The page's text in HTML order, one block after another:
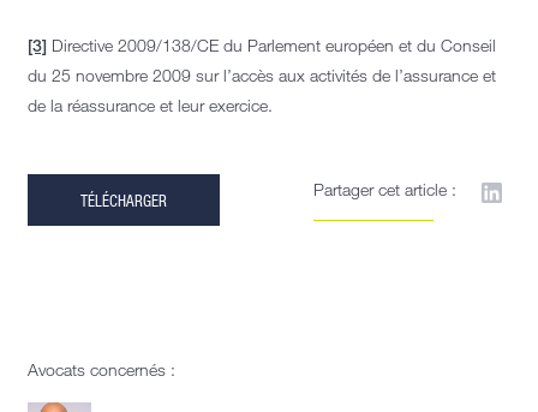
[3] Directive 2009/138/CE du Parlement européen et du Conseil
du 25 novembre 2009 sur l’accès aux activités de l’assurance et
de la réassurance et leur exercice.
TÉLÉCHARGER
Partager cet article :
Avocats concernés :